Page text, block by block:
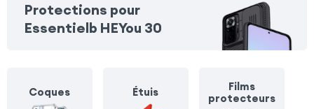
Protections pour
Essentielb HEYou 30
Coques Étuis
Films
protecteurs